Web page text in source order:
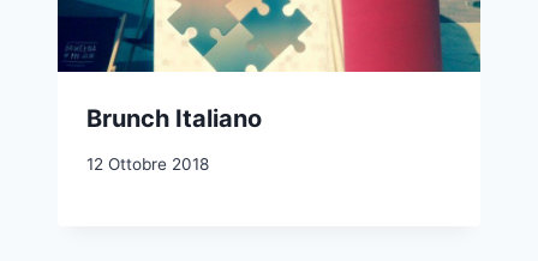
Brunch Italiano
12 Ottobre 2018